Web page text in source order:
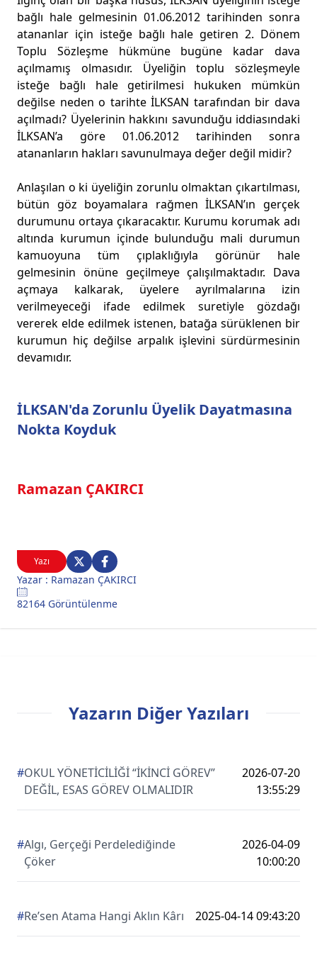
Yazı
Yazar : Ramazan ÇAKIRCI
82164 Görüntülenme
İLKSAN'da Zorunlu Üyelik Dayatmasına
Nokta Koyduk
Ramazan ÇAKIRCI
bağlı hale gelmesinin 01.06.2012 tarihinden sonra
atananlar için isteğe bağlı hale getiren 2. Dönem
Toplu Sözleşme hükmüne bugüne kadar dava
açılmamış olmasıdır. Üyeliğin toplu sözleşmeyle
isteğe bağlı hale getirilmesi hukuken mümkün
değilse neden o tarihte İLKSAN tarafından bir dava
açılmadı? Üyelerinin hakkını savunduğu iddiasındaki
İLKSAN’a göre 01.06.2012 tarihinden sonra
atananların hakları savunulmaya değer değil midir?
Anlaşılan o ki üyeliğin zorunlu olmaktan çıkartılması,
bütün göz boyamalara rağmen İLKSAN’ın gerçek
durumunu ortaya çıkaracaktır. Kurumu korumak adı
altında kurumun içinde bulunduğu mali durumun
kamuoyuna tüm çıplaklığıyla görünür hale
gelmesinin önüne geçilmeye çalışılmaktadır. Dava
açmaya kalkarak, üyelere ayrılmalarına izin
verilmeyeceği ifade edilmek suretiyle gözdağı
vererek elde edilmek istenen, batağa sürüklenen bir
kurumun hiç değilse arpalık işlevini sürdürmesinin
devamıdır.
Yazarın Diğer Yazıları
#OKUL YÖNETİCİLİĞİ “İKİNCİ GÖREV”
DEĞİL, ESAS GÖREV OLMALIDIR
2026-07-20
13:55:29
#Algı, Gerçeği Perdelediğinde
Çöker
2026-04-09
10:00:20
#Re’sen Atama Hangi Aklın Kârı 2025-04-14 09:43:20